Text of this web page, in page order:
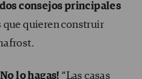
dos consejos principales
que quieren construir
lo hagas! “Las casas